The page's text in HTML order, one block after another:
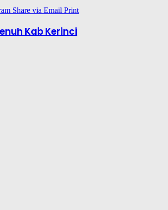
Share via Email Print
Kab Kerinci